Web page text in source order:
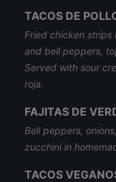
TACOS DE
Fried chicken strips
and bell peppers,
Served with sour
roja.
FAJITAS DE
Bell peppers,
zucchini in
TACOS